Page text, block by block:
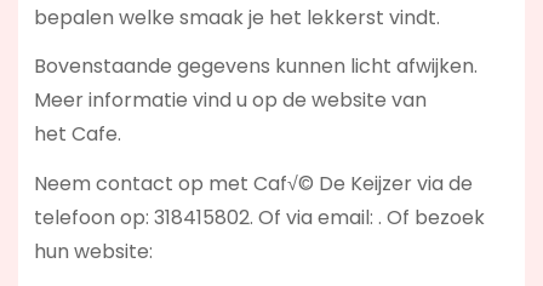
bepalen welke smaak je het lekkerst vindt.
Bovenstaande gegevens kunnen licht afwijken.
Meer informatie vind u op de website van
het Cafe.
Neem contact op met Caf√© De Keijzer via de
telefoon op: 318415802. Of via email: . Of bezoek
hun website: